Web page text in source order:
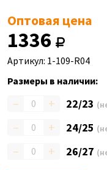
Оптовая цена
1336
Артикул: 1-109-R04
Размеры в наличии:
– + 22/23
– + 24/25
– + 26/27